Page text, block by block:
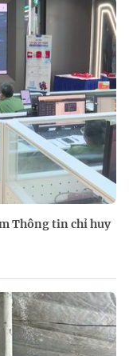
Thông tin chỉ huy